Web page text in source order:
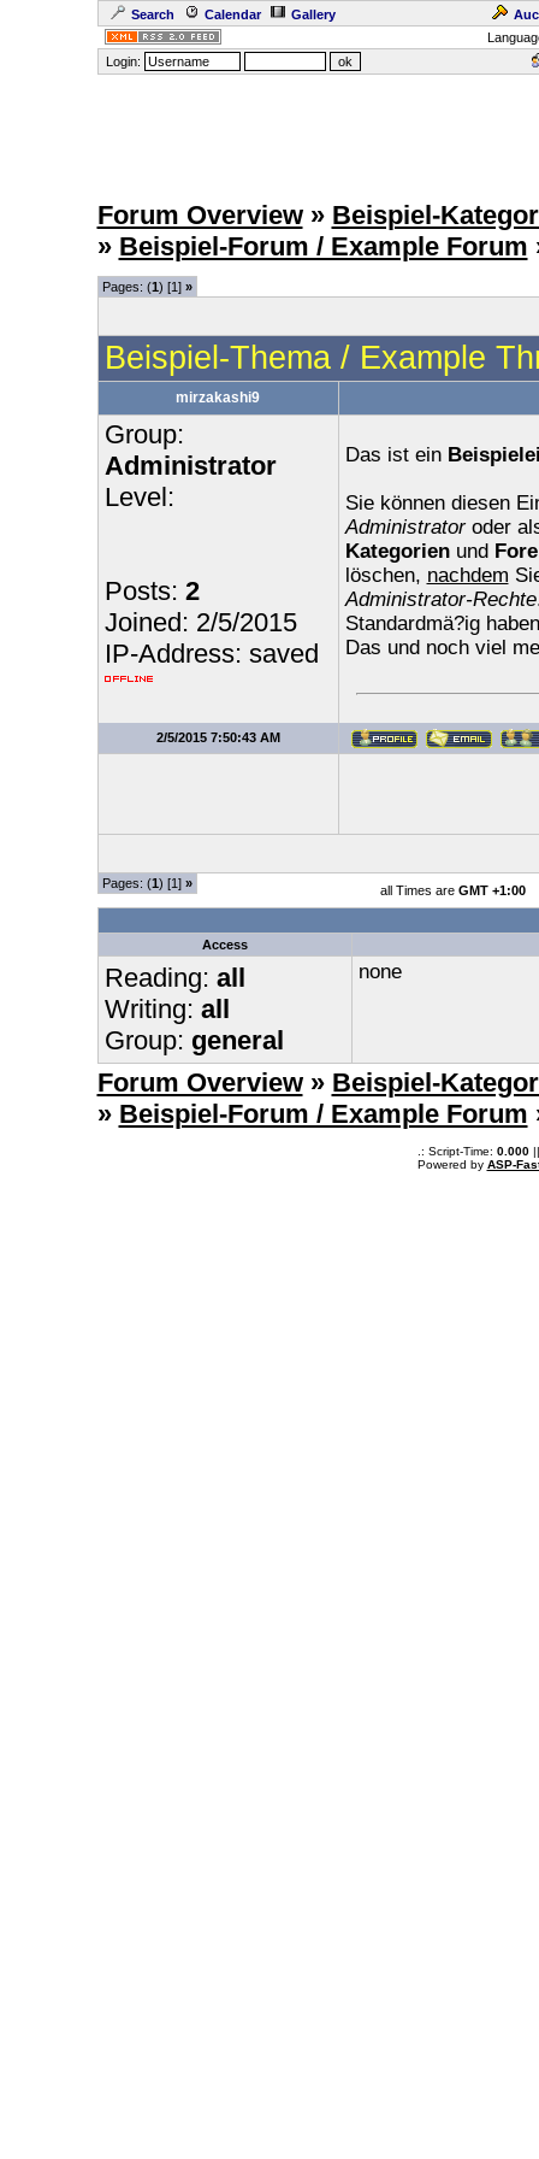
Search Calendar Gallery
Login:
Forum Overview » Beispiel-
» Beispiel-Forum / Example Forum
Pages: (1) [1] »
Beispiel-Thema / Example
mirzakashi9
Group:
Administrator
Level:
Posts: 2
Joined: 2/5/2015
IP-Address: saved
Das ist ein
Sie können diesen
Administratoroder
Kategorienund
löschen, nachdem
Administrator-Rechte
Standardmä?ig
Das und noch viel
2/5/2015 7:50:43 AM
Pages: (1) [1] » all Times are GMT +1:00
Access
Reading: all
Writing: all
Group: general
none
Forum Overview » Beispiel-
» Beispiel-Forum / Example Forum
.: Script-Time: 0.000||
Powered by ASP-